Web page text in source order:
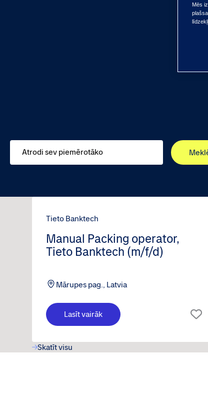
Manual Packing operator,
Tieto Banktech (m/f/d)
Mārupes pag., Latvia
Tieto Banktech
Lasīt vairāk
Skatīt visu
Mēs